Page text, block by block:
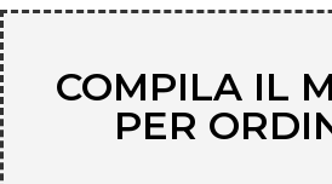
COMPILA IL
PER